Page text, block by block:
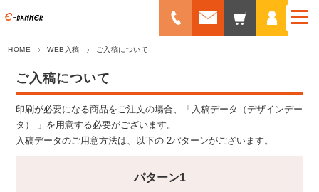
HOME WEB入稿 ご入稿について
ご入稿について
印刷が必要になる商品をご注文の場合、「 入稿データ（デザインデー
タ）
」を用意する必要がございます。
入稿データのご用意方法は、以下の2パターンがございます。
パターン1